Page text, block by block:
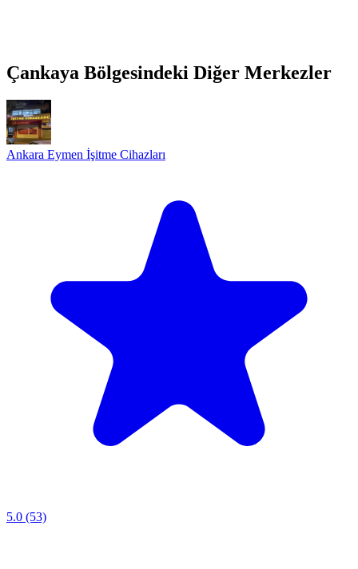
Çankaya Bölgesindeki Diğer Merkezler
Ankara Eymen İşitme Cihazları
5.0 (53)